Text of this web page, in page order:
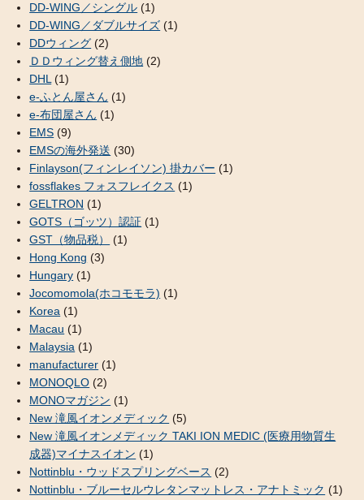
DD-WING／シングル (1)
DD-WING／ダブルサイズ (1)
DDウィング (2)
ＤＤウィング替え側地 (2)
DHL (1)
e-ふとん屋さん (1)
e-布団屋さん (1)
EMS (9)
EMSの海外発送 (30)
Finlayson(フィンレイソン) 掛カバー (1)
fossflakes フォスフレイクス (1)
GELTRON (1)
GOTS（ゴッツ）認証 (1)
GST（物品税）
(1)
Hong Kong (3)
Hungary (1)
Jocomomola(ホコモモラ) (1)
Korea (1)
Macau (1)
Malaysia (1)
manufacturer (1)
MONOQLO (2)
MONOマガジン (1)
New 滝風イオンメディック (5)
New 滝風イオンメディック TAKI ION MEDIC (医療用物質生
成器)マイナスイオン (1)
Nottinblu・ウッドスプリングベース (2)
Nottinblu・ブルーセルウレタンマットレス・アナトミック (1)